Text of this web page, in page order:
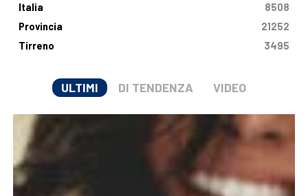
Italia
8508
Provincia
21252
Tirreno
3495
ULTIMI DI TENDENZA VIDEO